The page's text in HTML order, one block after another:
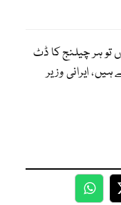
ہر چیلنج کا ڈٹ
ایرانی وزیر